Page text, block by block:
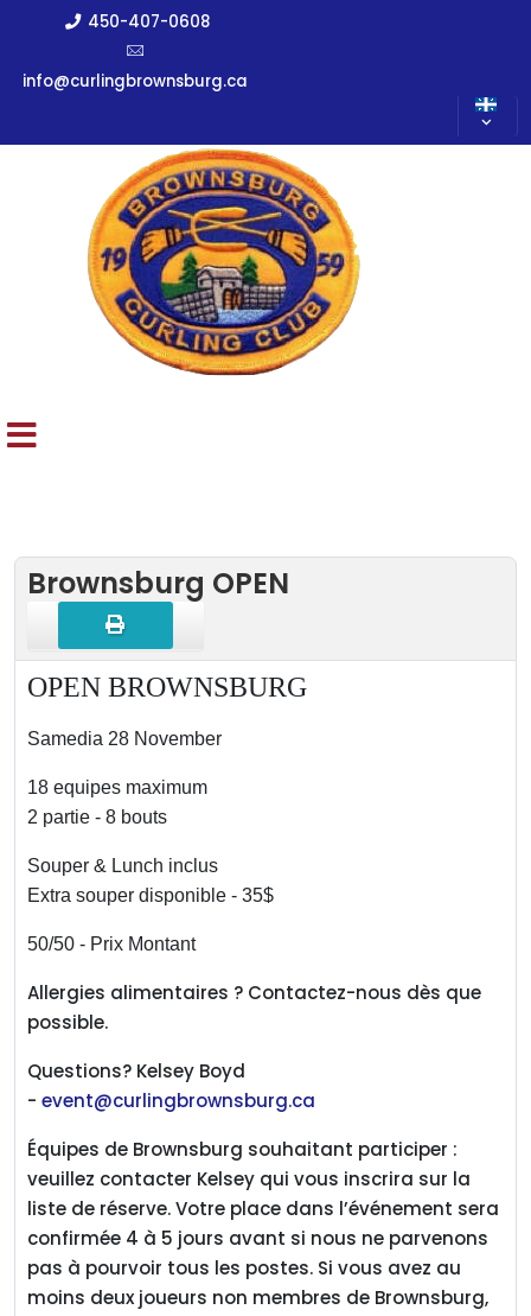
450-407-0608
info@curlingbrownsburg.ca
Brownsburg OPEN
OPEN BROWNSBURG
Samedia 28 November
18 equipes maximum
2 partie - 8 bouts
Souper & Lunch inclus
Extra souper disponible - 35$
50/50 - Prix Montant
Allergies alimentaires ? Contactez-nous dès que
possible.
Questions? Kelsey Boyd
- event@curlingbrownsburg.ca
Équipes de Brownsburg souhaitant participer :
veuillez contacter Kelsey qui vous inscrira sur la
liste de réserve. Votre place dans l’événement sera
confirmée 4 à 5 jours avant si nous ne parvenons
pas à pourvoir tous les postes. Si vous avez au
moins deux joueurs non membres de Brownsburg,